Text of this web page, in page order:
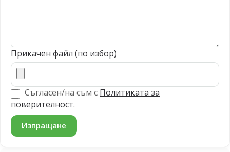
Прикачен файл (по избор)
Съгласен/на съм с Политиката за
поверителност.